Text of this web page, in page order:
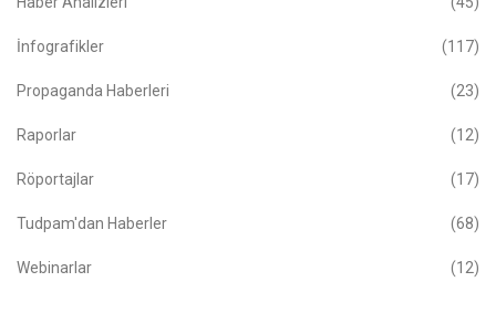
İnfografikler (117)
Propaganda Haberleri (23)
Raporlar (12)
Röportajlar (17)
Tudpam'dan Haberler (68)
Webinarlar (12)